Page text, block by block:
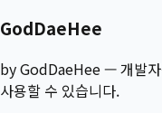
GodDaeHee
by GodDaeHee — 개발자
사용할 수 있습니다.